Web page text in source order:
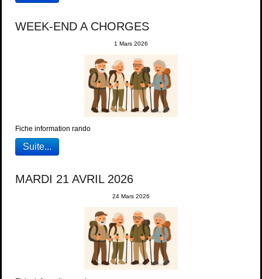
WEEK-END A CHORGES
1 Mars 2026
Fiche information rando
Suite...
MARDI 21 AVRIL 2026
24 Mars 2026